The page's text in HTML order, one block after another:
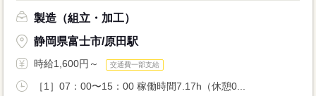
製造（組立・加工）
静岡県富士市/原田駅
時給1,600円～ 交通費一部支給
［1］07：00〜15：00 稼働時間7.17h（休憩0...